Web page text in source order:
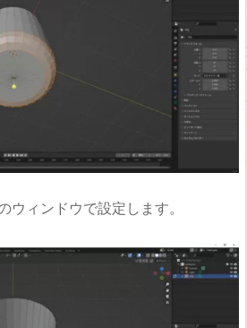
ウィンドウで設定します。